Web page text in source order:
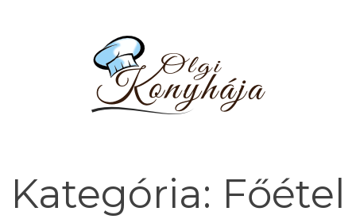
Kategória: Főétel